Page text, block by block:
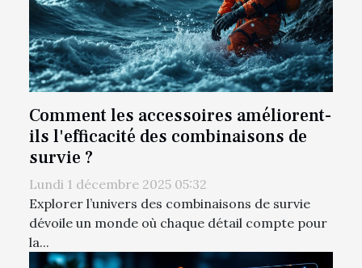
Comment les accessoires améliorent-
ils l'efficacité des combinaisons de
survie ?
Lundi 1 décembre 2025 05:32
Explorer l’univers des combinaisons de survie
dévoile un monde où chaque détail compte pour
la...